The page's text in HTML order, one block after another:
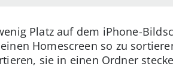
Platz auf dem iPhone-
Homescreen so zu
sie in einen Ordner